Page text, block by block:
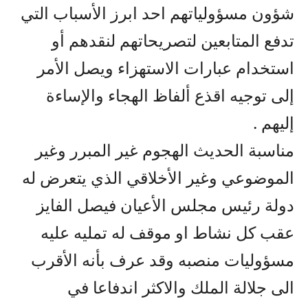
شؤون مسؤولياتهم احد ابرز الأسباب التي
تدفع المتابعين لتصريحاتهم لنقدهم أو
استخدام عبارات الاستهزاء ويصل الأمر
إلى توجيه اقذع ألفاظ الهجاء والإساءة
إليهم .
مناسبة الحديث الهجوم غير المبرر وغير
الموضوعي وغير الأخلاقي الذي يتعرض له
دولة رئيس مجلس الأعيان فيصل الفايز
عقب كل نشاط او موقف له تمليه عليه
مسؤوليات منصبه وقد عرف بأنه الأقرب
الى جلالة الملك والاكثر اندفاعا في